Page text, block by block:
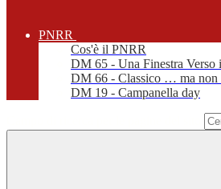
PNRR
Cos'è il PNRR
DM 65 - Una Finestra Verso
DM 66 - Classico … ma non
DM 19 - Campanella day